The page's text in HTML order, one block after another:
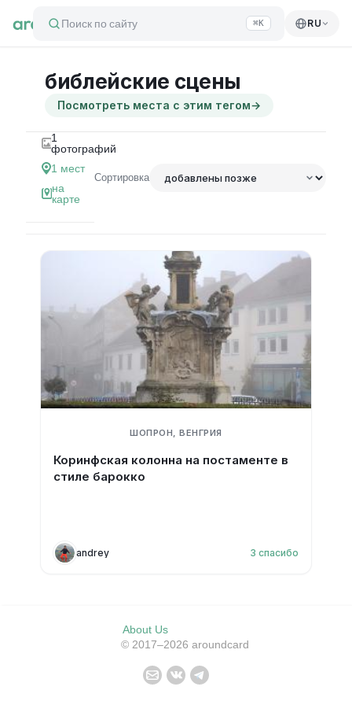
Поиск по сайту ⌘K RU
библейские сцены
Посмотреть места с этим тегом→
1
фотографий
1 мест
на
карте
Сортировка
ШОПРОН, ВЕНГРИЯ
Коринфская колонна на постаменте в
стиле барокко
andrey 3 спасибо
About Us
© 2017–2026 aroundcard